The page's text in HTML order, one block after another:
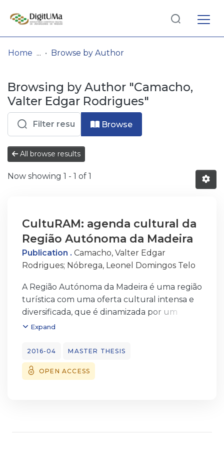
& Collections
Browse repository
Entities
Log
In(current)
Home Browse by Author
Browsing by Author "Camacho,
Valter Edgar Rodrigues"
Browse
All browse results
Now showing 1 - 1 of 1
CultuRAM: agenda cultural da
Região Autónoma da Madeira
Publication . Camacho, Valter Edgar
Rodrigues; Nóbrega, Leonel Domingos Telo
A Região Autónoma da Madeira é uma região
turística com uma oferta cultural intensa e
diversificada, que é dinamizada por um
considerável número de entidades. A
se cada vez mais premente. Com esta
necessidade surge o conceito de agenda
cultural única, um mecanismo que
Expand
2016-04 MASTER THESIS
OPEN ACCESS